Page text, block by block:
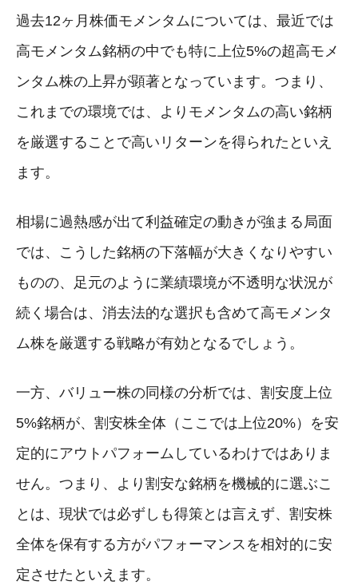
過去12ヶ月株価モメンタムについては、最近では
高モメンタム銘柄の中でも特に上位5%の超高モメ
ンタム株の上昇が顕著となっています。つまり、
これまでの環境では、よりモメンタムの高い銘柄
を厳選することで高いリターンを得られたといえ
ます。
相場に過熱感が出て利益確定の動きが強まる局面
では、こうした銘柄の下落幅が大きくなりやすい
ものの、足元のように業績環境が不透明な状況が
続く場合は、消去法的な選択も含めて高モメンタ
ム株を厳選する戦略が有効となるでしょう。
一方、バリュー株の同様の分析では、割安度上位
5%銘柄が、割安株全体（ここでは上位20%）を安
定的にアウトパフォームしているわけではありま
せん。つまり、より割安な銘柄を機械的に選ぶこ
とは、現状では必ずしも得策とは言えず、割安株
全体を保有する方がパフォーマンスを相対的に安
定させたといえます。